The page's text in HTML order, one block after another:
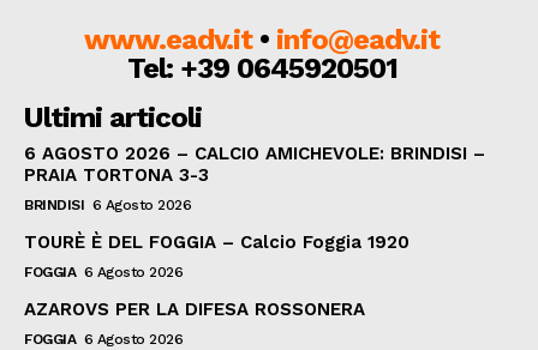
www.eadv.it• info@eadv.it
Tel: +39 0645920501
Ultimi articoli
6 AGOSTO 2026 – CALCIO AMICHEVOLE: BRINDISI –
PRAIA TORTONA 3-3
BRINDISI 6 Agosto 2026
TOURÈ È DEL FOGGIA – Calcio Foggia 1920
FOGGIA 6 Agosto 2026
AZAROVS PER LA DIFESA ROSSONERA
FOGGIA 6 Agosto 2026